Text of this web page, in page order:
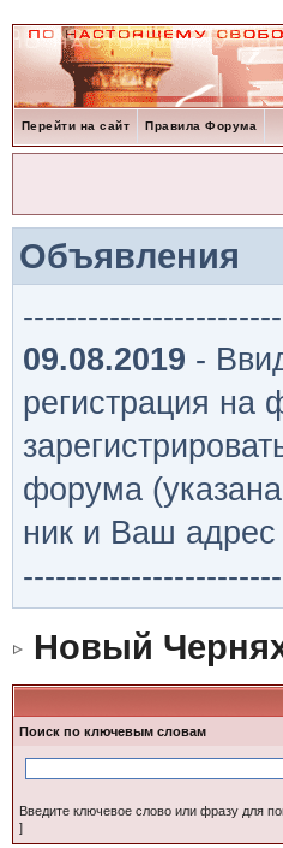
Перейти на сайт Правила Форума
Объявления
09.08.2019 -
регистрация на
форума
ник и Ваш адрес
Новый
Поиск по ключевым словам
Введите ключевое слово или фразу для
]